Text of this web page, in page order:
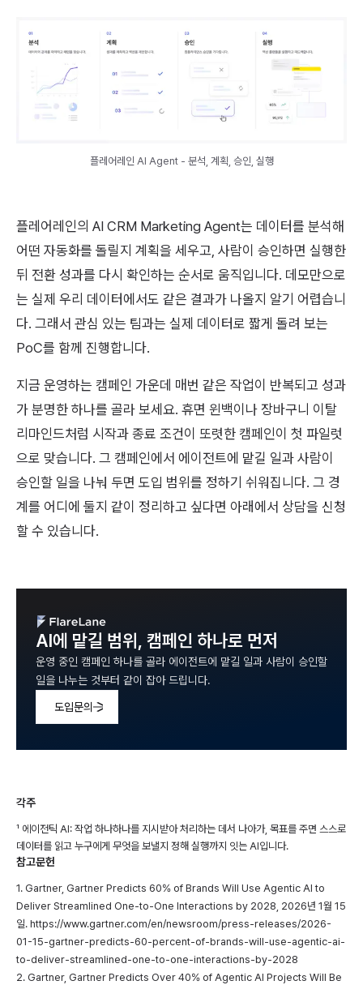
플레어레인 AI Agent - 분석, 계획, 승인, 실행
플레어레인의 AI CRM Marketing Agent는 데이터를 분석해
어떤 자동화를 돌릴지 계획을 세우고, 사람이 승인하면 실행한
뒤 전환 성과를 다시 확인하는 순서로 움직입니다. 데모만으로
는 실제 우리 데이터에서도 같은 결과가 나올지 알기 어렵습니
다. 그래서 관심 있는 팀과는 실제 데이터로 짧게 돌려 보는
PoC를 함께 진행합니다.
지금 운영하는 캠페인 가운데 매번 같은 작업이 반복되고 성과
가 분명한 하나를 골라 보세요. 휴면 윈백이나 장바구니 이탈
리마인드처럼 시작과 종료 조건이 또렷한 캠페인이 첫 파일럿
으로 맞습니다. 그 캠페인에서 에이전트에 맡길 일과 사람이
승인할 일을 나눠 두면 도입 범위를 정하기 쉬워집니다. 그 경
계를 어디에 둘지 같이 정리하고 싶다면 아래에서 상담을 신청
할 수 있습니다.
AI에 맡길 범위, 캠페인 하나로 먼저
운영 중인 캠페인 하나를 골라 에이전트에 맡길 일과 사람이 승인할
일을 나누는 것부터 같이 잡아 드립니다.
도입문의
각주
¹ 에이전틱 AI: 작업 하나하나를 지시받아 처리하는 데서 나아가, 목표를 주면 스스로
데이터를 읽고 누구에게 무엇을 보낼지 정해 실행까지 잇는 AI입니다.
참고문헌
1. Gartner, Gartner Predicts 60% of Brands Will Use Agentic AI to
Deliver Streamlined One-to-One Interactions by 2028, 2026년 1월 15
일. https://www.gartner.com/en/newsroom/press-releases/2026-
01-15-gartner-predicts-60-percent-of-brands-will-use-agentic-ai-
to-deliver-streamlined-one-to-one-interactions-by-2028
2. Gartner, Gartner Predicts Over 40% of Agentic AI Projects Will Be